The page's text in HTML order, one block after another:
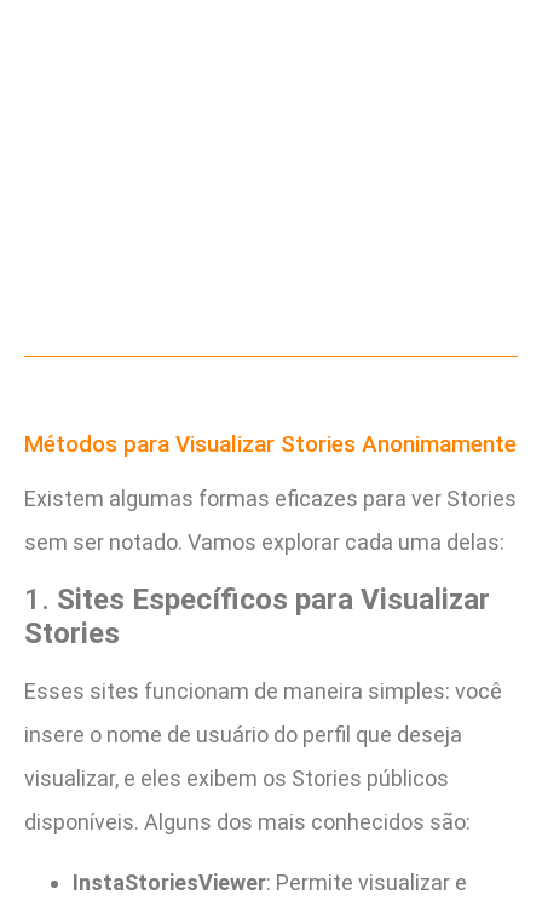
Métodos para Visualizar Stories Anonimamente
Existem algumas formas eficazes para ver Stories
sem ser notado. Vamos explorar cada uma delas:
1. Sites Específicos para Visualizar
Stories
Esses sites funcionam de maneira simples: você
insere o nome de usuário do perfil que deseja
visualizar, e eles exibem os Stories públicos
disponíveis. Alguns dos mais conhecidos são:
InstaStoriesViewer: Permite visualizar e